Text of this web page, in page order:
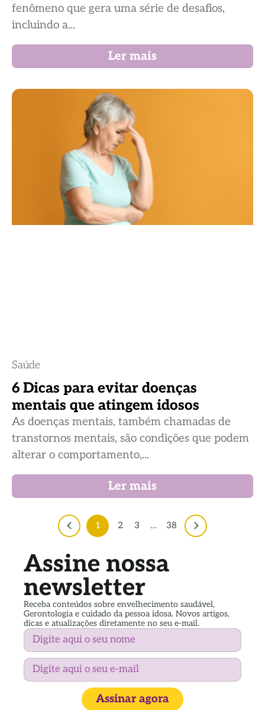
fenômeno que gera uma série de desafios,
incluindo a...
Ler mais
Saúde
6 Dicas para evitar doenças
mentais que atingem idosos
As doenças mentais, também chamadas de
transtornos mentais, são condições que podem
alterar o comportamento,...
Ler mais
1 2 3 … 38
Assine nossa
newsletter
Receba conteúdos sobre envelhecimento saudável,
Gerontologia e cuidado da pessoa idosa. Novos artigos,
dicas e atualizações diretamente no seu e-mail.
Assinar agora